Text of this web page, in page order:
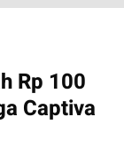
Rp 100
Captiva